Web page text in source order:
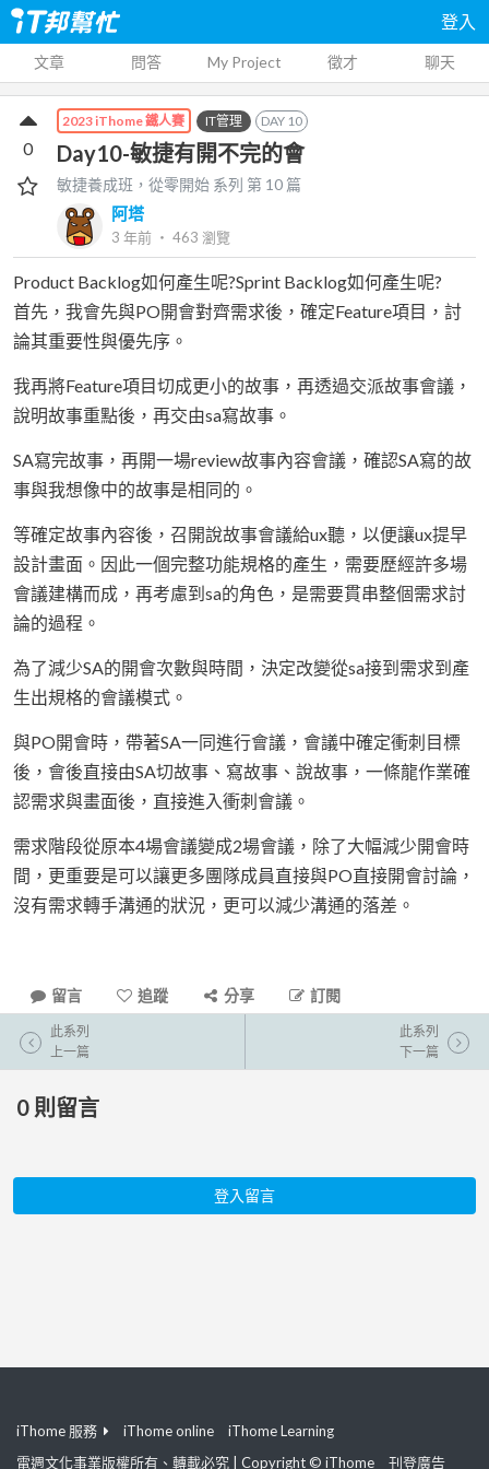
登入
文章 問答 My Project 徵才 聊天
2023 iThome 鐵人賽 IT管理 DAY 10
Day10-敏捷有開不完的會
敏捷養成班，從零開始 系列 第 10 篇
阿塔
3 年前 ‧ 463 瀏覽
0
Product Backlog如何產生呢?Sprint Backlog如何產生呢?
首先，我會先與PO開會對齊需求後，確定Feature項目，討
論其重要性與優先序。
我再將Feature項目切成更小的故事，再透過交派故事會議，
說明故事重點後，再交由sa寫故事。
SA寫完故事，再開一場review故事內容會議，確認SA寫的故
事與我想像中的故事是相同的。
等確定故事內容後，召開說故事會議給ux聽，以便讓ux提早
設計畫面。因此一個完整功能規格的產生，需要歷經許多場
會議建構而成，再考慮到sa的角色，是需要貫串整個需求討
論的過程。
為了減少SA的開會次數與時間，決定改變從sa接到需求到產
生出規格的會議模式。
與PO開會時，帶著SA一同進行會議，會議中確定衝刺目標
後，會後直接由SA切故事、寫故事、說故事，一條龍作業確
認需求與畫面後，直接進入衝刺會議。
需求階段從原本4場會議變成2場會議，除了大幅減少開會時
間，更重要是可以讓更多團隊成員直接與PO直接開會討論，
沒有需求轉手溝通的狀況，更可以減少溝通的落差。
留言 追蹤 分享 訂閱
此系列
上一篇
此系列
下一篇
0 則留言
登入留言
iThome 服務 iThome online
iThome Learning
電週文化事業版權所有、轉載必究 | Copyright © iThome
刊登廣告